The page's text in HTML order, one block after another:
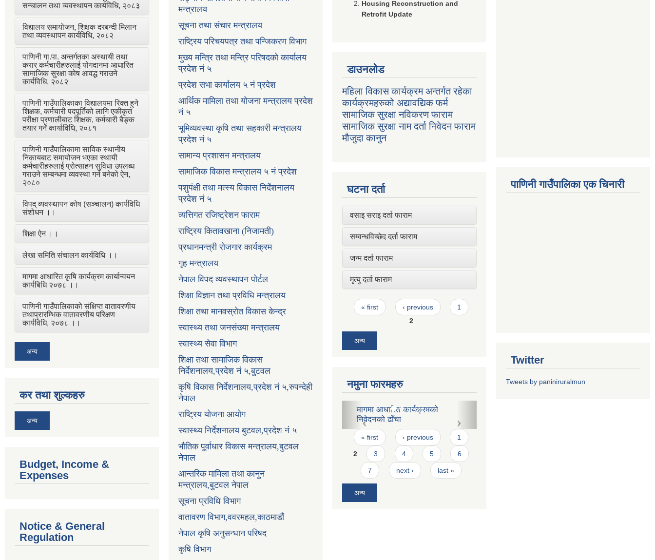
सन्चालन तथा व्यवस्थापन कार्यविधि, २०८३
विद्यालय समायोजन, शिक्षक दरबन्दी मिलान
तथा व्यवस्थापन कार्यविधि, २०८२
पाणिनी गा.पा. अन्तर्गतका अस्थायी तथा
करार कर्मचारीहरुलाई योगदानमा आधारित
सामाजिक सुरक्षा कोष आवद्ध गराउने
कार्यविधि, २०८२
पाणिनी गाउँपालिकाका विद्यालयमा रिक्त हुने
शिक्षक, कर्मचारी पदपूर्तिको लागि एकीकृत
परीक्षा प्रणालीबाट शिक्षक, कर्मचारी बैङ्क
तयार गर्ने कार्याविधि, २०८१
पाणिनी गाउँपालिकामा साविक स्थानीय
निकायबाट समायोजन भएका स्थायी
कर्मचारीहरुलाई प्रोत्साहन सुविधा उपलब्ध
गराउने सम्बन्धमा व्यवस्था गर्न बनेको ऐन,
२०८०
विपद् व्यवस्थापन कोष (सञ्चालन) कार्यविधि
संशोधन ।।
शिक्षा ऐन ।।
लेखा समिति संचालन कार्यविधि ।।
मागमा आधारित कृषि कार्यक्रम कार्यान्वयन
कार्यबिधि २०७८ ।।
पाणिनी गाउँपालिकाको संक्षिप्त वातावरणीय
तथाप्रारम्भिक वातावरणीय परिक्षण
कार्यविधि, २०७८ ।।
अन्य
कर तथा शुल्कहरु
अन्य
Budget, Income &
Expenses
Notice & General
Regulation
मन्त्रालय
सूचना तथा संचार मन्त्रालय
राष्ट्रिय परिचयपत्र तथा पन्जिकरण विभाग
मुख्य मन्त्रि तथा मन्त्रि परिषदको कार्यालय
प्रदेश नं ५
प्रदेश सभा कार्यालय ५ नं प्रदेश
आर्थिक मामिला तथा योजना मन्त्रालय प्रदेश
नं ५
भूमिव्यवस्था कृषि तथा सहकारी मन्त्रालय
प्रदेश नं ५
सामान्य प्रशासन मन्त्रालय
सामाजिक विकास मन्त्रालय ५ नं प्रदेश
पशुपंक्षी तथा मत्स्य विकास निर्देशनालय
प्रदेश नं ५
व्यत्तिगत रजिष्ट्रेशन फाराम
राष्ट्रिय कितावखाना (निजामती)
प्रधानमन्त्री रोजगार कार्यक्रम
गृह मन्त्रालय
नेपाल विपद व्यवस्थापन पोर्टल
शिक्षा विज्ञान तथा प्रविधि मन्त्रालय
शिक्षा तथा मानवस्रोत विकास केन्द्र
स्वास्थ्य तथा जनसंख्या मन्त्रालय
स्वास्थ्य सेवा विभाग
शिक्षा तथा सामाजिक विकास
निर्देशनालय,प्रदेश नं ५,बुटवल
कृषि विकास निर्देशनालय,प्रदेश नं ५,रुपन्देही
नेपाल
राष्ट्रिय योजना आयोग
स्वास्थ्य निर्देशनालय बुटवल,प्रदेश नं ५
भौतिक पूर्वाधार विकास मन्त्रालय,बुटवल
नेपाल
आन्तरिक मामिला तथा कानुन
मन्त्रालय,बुटवल नेपाल
सूचना प्रविधि विभाग
वातावरण विभाग,ववरमहल,काठमाडौं
नेपाल कृषि अनुसन्धान परिषद
कृषि विभाग
Housing Reconstruction and
Retrofit Update
डाउनलोड
महिला विकास कार्यक्रम अन्तर्गत रहेका
कार्यक्रमहरुको अद्यावद्यिक फर्म
सामाजिक सुरक्षा नविकरण फाराम
सामाजिक सुरक्षा नाम दर्ता निवेदन फाराम
मौजुदा कानुन
घटना दर्ता
वसाइ सराइ दर्ता फाराम
सम्वन्धविच्छेद दर्ता फाराम
जन्म दर्ता फाराम
मृत्यु दर्ता फाराम
Pages
« first ‹ previous
1
2
अन्य
नमुना फारमहरु
मागमा आधारित कार्यक्रमको
निवेदनको ढाँचा
प्रवेश पत्र
Pages
« first ‹ previous 1
2 3 4 5 6
7 next › last »
अन्य
पाणिनी गाउँपालिका एक चिनारी
Twitter
Tweets by paniniruralmun